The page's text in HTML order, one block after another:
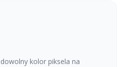
kolor piksela na